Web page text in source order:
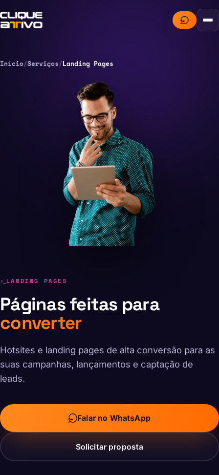
Início/Serviços/Landing Pages
LANDING PAGES
Páginas feitas para
converter
Hotsites e landing pages de alta conversão para as
suas campanhas, lançamentos e captação de
leads.
Falar no WhatsApp
Solicitar proposta